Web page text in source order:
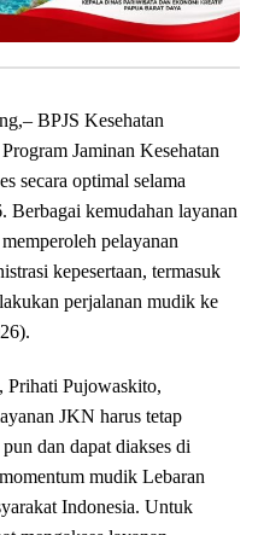
BPJS Kesehatan
Jaminan Kesehatan
secara optimal selama
Berbagai kemudahan layanan
pelayanan
kepesertaan, termasuk
perjalanan mudik ke
Prihati Pujowaskito,
JKN harus tetap
dan dapat diakses di
mudik Lebaran
Indonesia. Untuk